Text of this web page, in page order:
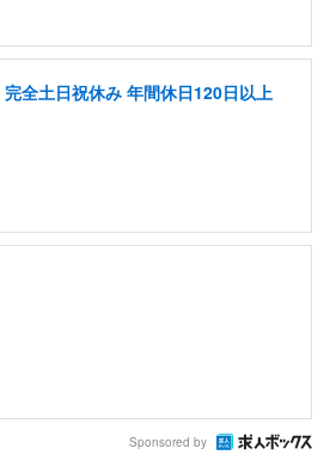
全土日祝休み 年間休日120日以上
Sponsored by